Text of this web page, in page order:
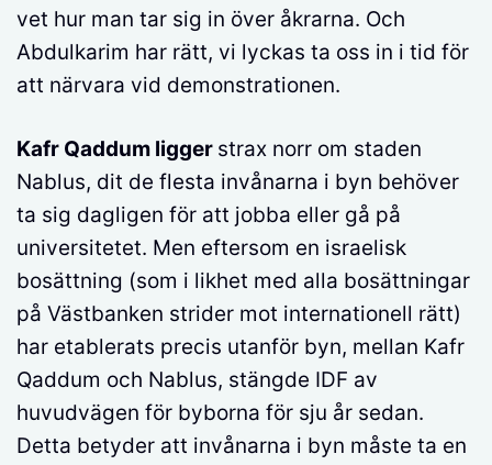
vet hur man tar sig in över åkrarna. Och
Abdulkarim har rätt, vi lyckas ta oss in i tid för
att närvara vid demonstrationen.
Kafr Qaddum ligger strax norr om staden
Nablus, dit de flesta invånarna i byn behöver
ta sig dagligen för att jobba eller gå på
universitetet. Men eftersom en israelisk
bosättning (som i likhet med alla bosättningar
på Västbanken strider mot internationell rätt)
har etablerats precis utanför byn, mellan Kafr
Qaddum och Nablus, stängde IDF av
huvudvägen för byborna för sju år sedan.
Detta betyder att invånarna i byn måste ta en